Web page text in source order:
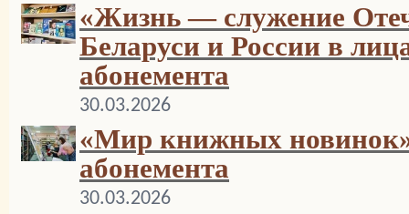
«Жизнь — служение
Беларуси и России в
абонемента
30.03.2026
«Мир книжных
абонемента
30.03.2026